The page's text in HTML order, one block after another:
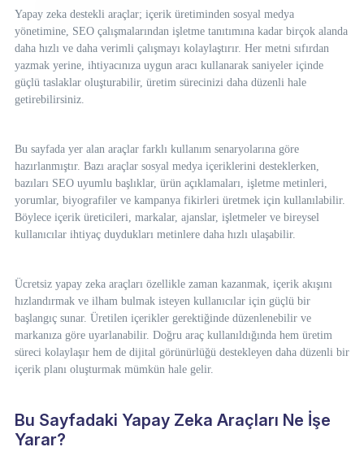
Yapay zeka destekli araçlar; içerik üretiminden sosyal medya
yönetimine, SEO çalışmalarından işletme tanıtımına kadar birçok alanda
daha hızlı ve daha verimli çalışmayı kolaylaştırır. Her metni sıfırdan
yazmak yerine, ihtiyacınıza uygun aracı kullanarak saniyeler içinde
güçlü taslaklar oluşturabilir, üretim sürecinizi daha düzenli hale
getirebilirsiniz.
Bu sayfada yer alan araçlar farklı kullanım senaryolarına göre
hazırlanmıştır. Bazı araçlar sosyal medya içeriklerini desteklerken,
bazıları SEO uyumlu başlıklar, ürün açıklamaları, işletme metinleri,
yorumlar, biyografiler ve kampanya fikirleri üretmek için kullanılabilir.
Böylece içerik üreticileri, markalar, ajanslar, işletmeler ve bireysel
kullanıcılar ihtiyaç duydukları metinlere daha hızlı ulaşabilir.
Ücretsiz yapay zeka araçları özellikle zaman kazanmak, içerik akışını
hızlandırmak ve ilham bulmak isteyen kullanıcılar için güçlü bir
başlangıç sunar. Üretilen içerikler gerektiğinde düzenlenebilir ve
markanıza göre uyarlanabilir. Doğru araç kullanıldığında hem üretim
süreci kolaylaşır hem de dijital görünürlüğü destekleyen daha düzenli bir
içerik planı oluşturmak mümkün hale gelir.
Bu Sayfadaki Yapay Zeka Araçları Ne İşe
Yarar?